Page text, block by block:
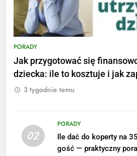
PORADY
Jak przygotować się
dziecka: ile to kosztuje i jak
3 tygodnie temu
02
PORADY
Ile dać do koperty na
gość — praktyczny
5
Ile zarabia